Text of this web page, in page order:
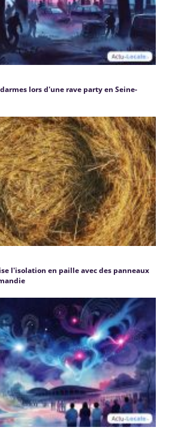
lors d'une rave party en Seine-
l'isolation en paille avec des panneaux